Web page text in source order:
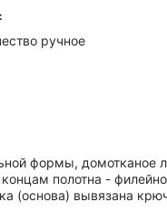
ручное
формы, домотканое
полотна -
(основа) вывязана